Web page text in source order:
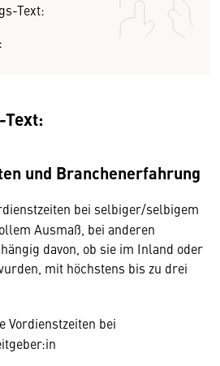
Text:
und Branchenerfahrung
bei selbiger/selbigem
Ausmaß, bei anderen
davon, ob sie im Inland oder
mit höchstens bis zu drei
Vordienstzeiten bei